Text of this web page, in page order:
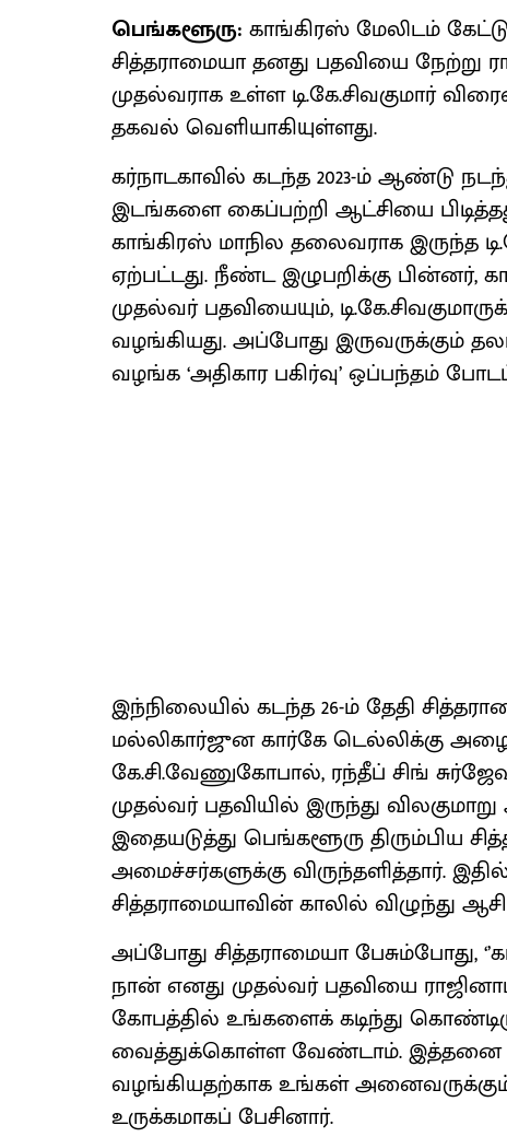
பெங்களூரு: காங்கிரஸ் மேலிடம்
சித்தராமையா தனது பதவியை நேற்று
முதல்வராக உள்ள டி.கே.சிவகுமார்
தகவல் வெளியாகியுள்ளது.
கர்நாடகாவில் கடந்த 2023-ம் ஆண்டு
இடங்களை கைப்பற்றி ஆட்சியை
காங்கிரஸ் மாநில தலைவராக இருந்த
ஏற்பட்டது. நீண்ட இழுபறிக்கு பின்னர்,
முதல்வர் பதவியையும்,
வழங்கியது. அப்போது இருவருக்கும்
வழங்க ‘அதிகார பகிர்வு’ ஒப்பந்தம்
இந்நிலையில் கடந்த 26-ம் தேதி
மல்லிகார்ஜுன கார்கே டெல்லிக்கு
கே.சி.வேணுகோபால், ரந்தீப் சிங்
முதல்வர் பதவியில் இருந்து
இதையடுத்து பெங்களூரு திரும்பிய
அமைச்சர்களுக்கு விருந்தளித்தார்.
சித்தராமையாவின் காலில் விழுந்து
அப்போது சித்தராமையா பேசும்போது,
நான் எனது முதல்வர் பதவியை
கோபத்தில் உங்களைக் கடிந்து
வைத்துக்கொள்ள வேண்டாம். இத்தனை
வழங்கியதற்காக உங்கள்
உருக்கமாகப் பேசினார்.